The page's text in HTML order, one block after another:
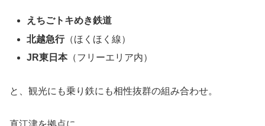
えちごトキめき鉄道
北越急行（ほくほく線）
JR東日本（フリーエリア内）
と、観光にも乗り鉄にも相性抜群の組み合わせ。